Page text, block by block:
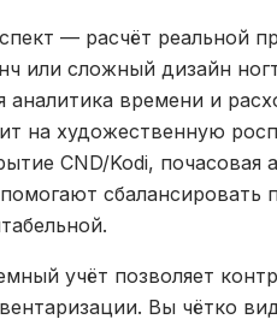
— расчёт реальной
или сложный дизайн
аналитика времени и
на художественную
CND/Kodi,
сбалансировать
учёт позволяет
Вы чётко